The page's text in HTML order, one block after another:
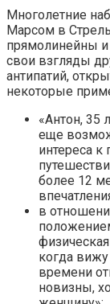
Многолетние
Марсом в
прямолинейны и
свои взгляды
антипатий,
некоторые
«Антон, 35
еще
интереса
более 12
в
когда
времени
новизны,